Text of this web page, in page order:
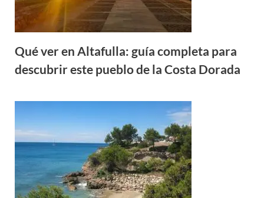
Qué ver en Altafulla: guía completa para
descubrir este pueblo de la Costa Dorada